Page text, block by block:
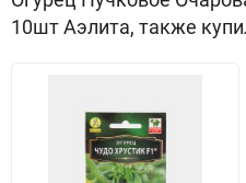
10шт Аэлита, также